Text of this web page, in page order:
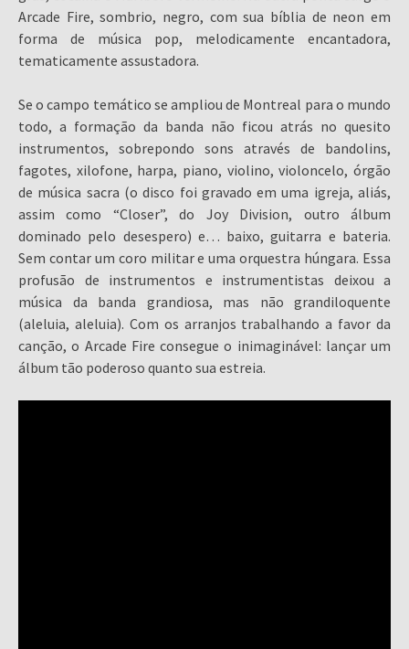
Arcade Fire, sombrio, negro, com sua bíblia de neon em
forma de música pop, melodicamente encantadora,
tematicamente assustadora.
Se o campo temático se ampliou de Montreal para o mundo
todo, a formação da banda não ficou atrás no quesito
instrumentos, sobrepondo sons através de bandolins,
fagotes, xilofone, harpa, piano, violino, violoncelo, órgão
de música sacra (o disco foi gravado em uma igreja, aliás,
assim como “Closer”, do Joy Division, outro álbum
dominado pelo desespero) e… baixo, guitarra e bateria.
Sem contar um coro militar e uma orquestra húngara. Essa
profusão de instrumentos e instrumentistas deixou a
música da banda grandiosa, mas não grandiloquente
(aleluia, aleluia). Com os arranjos trabalhando a favor da
canção, o Arcade Fire consegue o inimaginável: lançar um
álbum tão poderoso quanto sua estreia.